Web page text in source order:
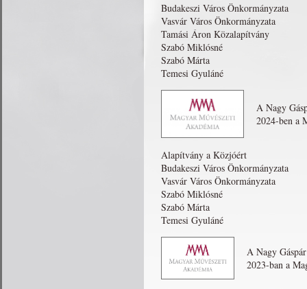
Budakeszi Város Önkormányzata
Vasvár Város Önkormányzata
Tamási Áron Közalapítvány
Szabó Miklósné
Szabó Márta
Temesi Gyuláné
A Nagy
2024-ben a
Alapítvány a Közjóért
Budakeszi Város Önkormányzata
Vasvár Város Önkormányzata
Szabó Miklósné
Szabó Márta
Temesi Gyuláné
A Nagy
2023-ban a